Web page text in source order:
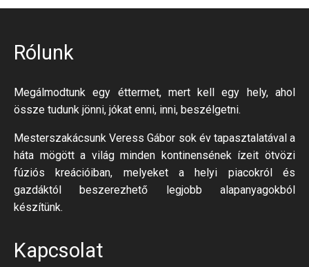
Rólunk
Megálmodtunk egy éttermet, mert kell egy hely, ahol
össze tudunk jönni, jókat enni, inni, beszélgetni.
Mesterszakácsunk Veress Gábor sok év tapasztalatával a
háta mögött a világ minden kontinensének ízeit ötvözi
fúziós kreációiban, melyeket a helyi piacokról és
gazdáktól beszerezhető legjobb alapanyagokból
készítünk.
Kapcsolat